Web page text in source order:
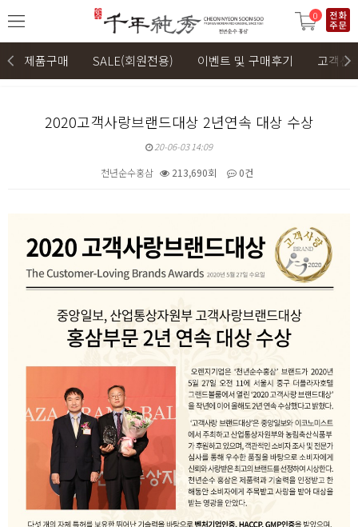
0
제품구매 SALE(회원전용) 이벤트 및 구매후기 고객센
2020고객사랑브랜드대상 2년연속 대상 수상
20-06-03 14:09
천년순수홍삼 213,690회 0건